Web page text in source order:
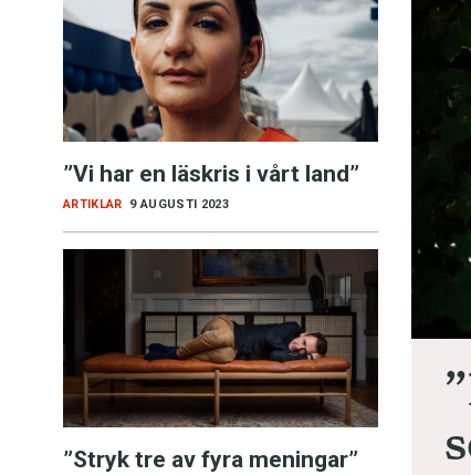
Skrivtips
Kviss
Anmäl
Föreslå
”Vi har en läskris i vårt land”
9 AUGUSTI 2023
ARTIKLAR
”Stryk tre av fyra meningar”